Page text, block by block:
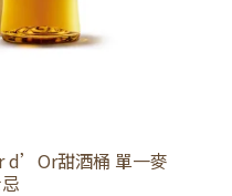
d’Or甜酒桶 單一麥